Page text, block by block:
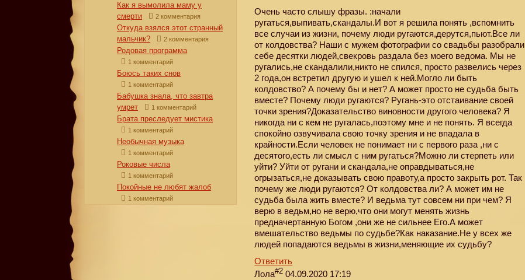
Очень часто слышу фразы. :начали
ругаться,выпивать,скандалы.И вот я решила понять ,вспомнить
все случаи из жизни, почему люди ругаются,дерутся,пьют.Все ли
от колдовства? Наши с мужем фотографии со свадьбы разобрали
себе десятки людей,свекровь раздала без моего ведома. Мы не
ругались,не скандалили,никто не спился, просто развелись через
2 года,он встретил другую и ушел к ней.Могло ли быть
колдовство? А почему бы и нет? А может просто не судьба быть
вместе? Почему люди ругаются? Ругань-это отстаивание своей
точки зрения?Доказательство виновности другого человека? Я
никогда ни с кем не ругалась,поэтому мне и не понять. Я всегда
спокойно озвучивала свою точку зрения и не впадала в
крайности.Если человек не понимает ни с первого раза ,ни с
десятого,есть ли смысл с ним ругаться?Можно ли стерпеть или
уйти? Уйти от ругани и скандала,не оправдываться,не
огрызаться,не доказывать свою правоту,а просто закрыть рот. Так
почему же люди ругаются? От колдовства ли? А может им не
судьба была жить вместе? И ведьма тут совсем ни при чем? Я
верю в ведьм,но не верю,что они могут менять жизнь
предначертанную Богом ,они же не сильнее Его.А может
вмешательство ведьмы по судьбе?Как наказание.Не у всех же
людей попадаются ведьмы в жизни,меняющие их судьбу?
Ответить
Лола#2 04.09.2020 17:19
Как я вымолила маму у
смерти
2 комментария
Откуда взялся этот странный
мальчик?
2 комментария
Родовая программа
1 комментарий
Боюсь таких снов
1 комментарий
Бабушка знала, что завтра
умрет
1 комментарий
Брата преследует мистика
1 комментарий
Необычная музыка
1 комментарий
Роковые числа
1 комментарий
Покойные не любят жалоб
1 комментарий